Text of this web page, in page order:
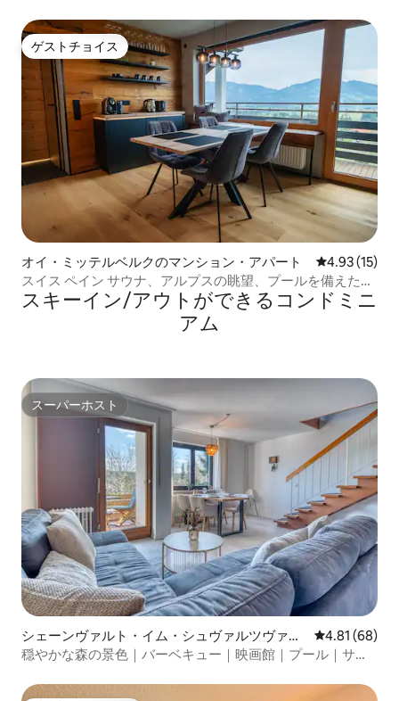
ゲストチョイス
ゲストチョイス
オイ・ミッテルベルクのマンション・アパート レビュー15
4.93 (15)
スイス ペイン サウナ、アルプスの眺望、プールを備えたラ
グジュアリー スイート
スキーイン/アウトができるコンドミニ
アム
スーパーホスト
スーパーホスト
シェーンヴァルト・イム・シュヴァルツヴァル
トのコンドミニアム
レビュー68
4.81 (68)
穏やかな森の景色｜バーベキュー｜映画館｜プール｜サウ